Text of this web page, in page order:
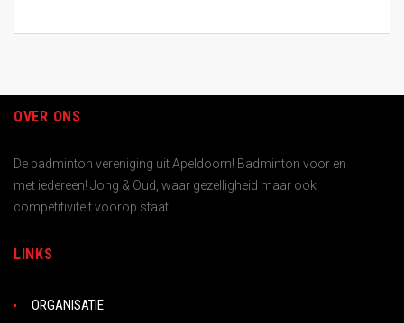
OVER ONS
De badminton vereniging uit Apeldoorn! Badminton voor en
met iedereen! Jong & Oud, waar gezelligheid maar ook
competitiviteit voorop staat.
LINKS
ORGANISATIE